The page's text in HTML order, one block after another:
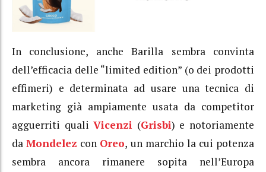
In conclusione, anche Barilla sembra convinta
dell’efficacia delle “limited edition” (o dei prodotti
effimeri) e determinata ad usare una tecnica di
marketing già ampiamente usata da competitor
agguerriti qualiVicenzi (Grisbi) e notoriamente
daMondelez con Oreo, un marchio la cui potenza
sembra ancora rimanere sopita nell’Europa